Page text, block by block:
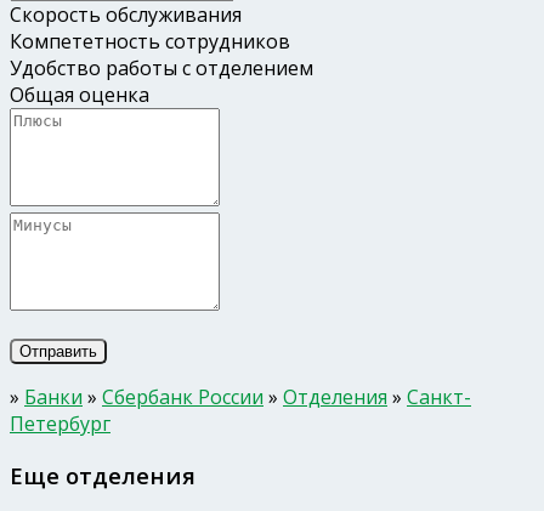
Скорость обслуживания
Компететность сотрудников
Удобство работы с отделением
Общая оценка
» Банки » Сбербанк России » Отделения » Санкт-
Петербург
Еще отделения